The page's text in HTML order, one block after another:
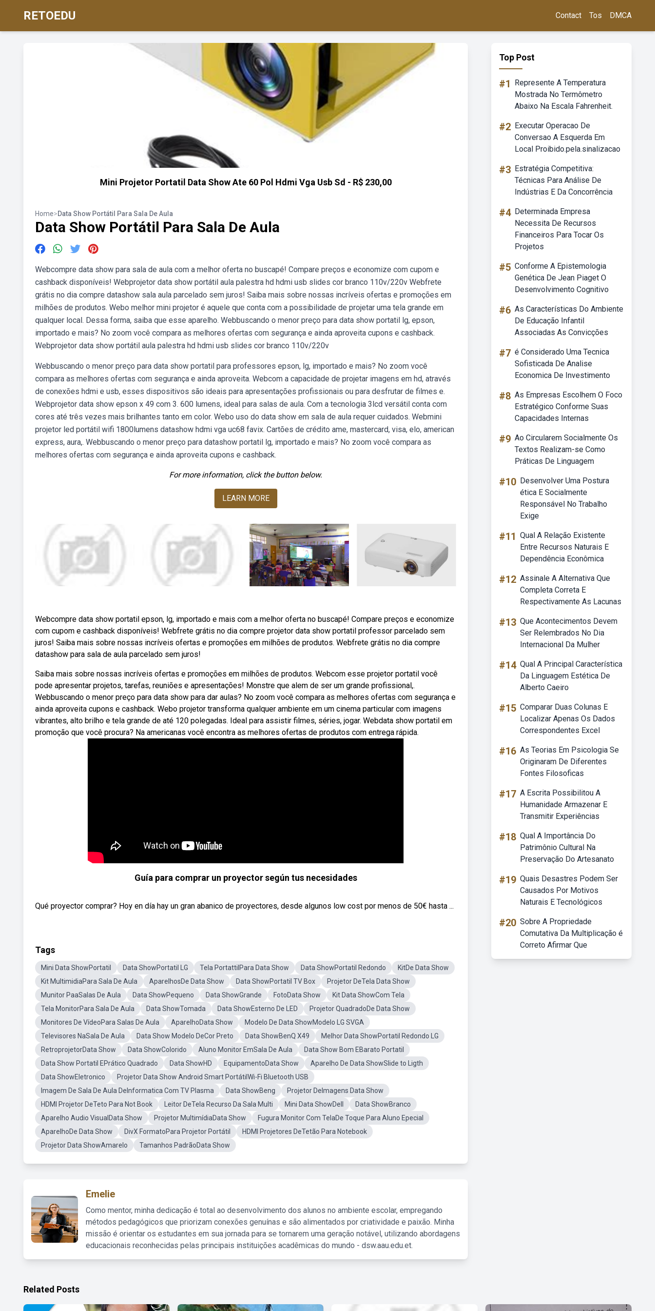
RETOEDU Contact Tos DMCA
Mini Projetor Portatil Data Show Ate 60 Pol Hdmi Vga Usb Sd - R$ 230,00
Home>Data Show Portátil Para Sala De Aula
Data Show Portátil Para Sala De Aula
Webcompre data show para sala de aula com a melhor oferta no buscapé! Compare preços e economize com cupom e
cashback disponíveis! Webprojetor data show portátil aula palestra hd hdmi usb slides cor branco 110v/220v Webfrete
grátis no dia compre datashow sala aula parcelado sem juros! Saiba mais sobre nossas incríveis ofertas e promoções em
milhões de produtos. Webo melhor mini projetor é aquele que conta com a possibilidade de projetar uma tela grande em
qualquer local. Dessa forma, saiba que esse aparelho. Webbuscando o menor preço para data show portatil lg, epson,
importado e mais? No zoom você compara as melhores ofertas com segurança e ainda aproveita cupons e cashback.
Webprojetor data show portátil aula palestra hd hdmi usb slides cor branco 110v/220v
Webbuscando o menor preço para data show portatil para professores epson, lg, importado e mais? No zoom você
compara as melhores ofertas com segurança e ainda aproveita. Webcom a capacidade de projetar imagens em hd, através
de conexões hdmi e usb, esses dispositivos são ideais para apresentações profissionais ou para desfrutar de filmes e.
Webprojetor data show epson x 49 com 3. 600 lumens, ideal para salas de aula. Com a tecnologia 3lcd versátil conta com
cores até três vezes mais brilhantes tanto em color. Webo uso do data show em sala de aula requer cuidados. Webmini
projetor led portátil wifi 1800lumens datashow hdmi vga uc68 favix. Cartões de crédito ame, mastercard, visa, elo, american
express, aura,. Webbuscando o menor preço para datashow portatil lg, importado e mais? No zoom você compara as
melhores ofertas com segurança e ainda aproveita cupons e cashback.
For more information, click the button below.
LEARN MORE
Webcompre data show portatil epson, lg, importado e mais com a melhor oferta no buscapé! Compare preços e economize
com cupom e cashback disponíveis! Webfrete grátis no dia compre projetor data show portatil professor parcelado sem
juros! Saiba mais sobre nossas incríveis ofertas e promoções em milhões de produtos. Webfrete grátis no dia compre
datashow para sala de aula parcelado sem juros!
Saiba mais sobre nossas incríveis ofertas e promoções em milhões de produtos. Webcom esse projetor portatil você
pode apresentar projetos, tarefas, reuniões e apresentações! Monstre que alem de ser um grande profissional,.
Webbuscando o menor preço para data show para dar aulas? No zoom você compara as melhores ofertas com segurança e
ainda aproveita cupons e cashback. Webo projetor transforma qualquer ambiente em um cinema particular com imagens
vibrantes, alto brilho e tela grande de até 120 polegadas. Ideal para assistir filmes, séries, jogar. Webdata show portatil em
promoção que você procura? Na americanas você encontra as melhores ofertas de produtos com entrega rápida.
Guía para comprar un proyector según tus necesidades
Qué proyector comprar? Hoy en día hay un gran abanico de proyectores, desde algunos low cost por menos de 50€ hasta ...
Tags
Mini Data ShowPortatil Data ShowPortatil LG Tela PortattilPara Data Show Data ShowPortatil Redondo
KitDe Data Show
Kit MultimidiaPara Sala De Aula
AparelhosDe Data Show Data ShowPortatil TV Box
Projetor DeTela Data Show
Munitor PaaSalas De Aula
Data ShowPequeno Data ShowGrande FotoData Show
Kit Data ShowCom Tela
Tela MonitorPara Sala De Aula
Data ShowTomada Data ShowEsterno De LED
Projetor QuadradoDe Data Show
Monitores De VídeoPara Salas De Aula
AparelhoData Show
Modelo De Data ShowModelo LG SVGA
Televisores NaSala De Aula
Data Show Modelo DeCor Preto Data ShowBenQ X49
Melhor Data ShowPortatil Redondo LG
RetroprojetorData Show
Data ShowColorido Aluno Monitor EmSala De Aula
Data Show Bom EBarato Portatil
Data Show Portatil EPrático Quadrado
Data ShowHD EquipamentoData Show
Aparelho De Data ShowSlide to Ligth
Data ShowEletronico
Projetor Data Show Android Smart PortátilWi-Fi Bluetooth USB
Imagem De Sala De Aula DeInformatica Com TV Plasma
Data ShowBeng
Projetor DeImagens Data Show
HDMI Projetor DeTeto Para Not Book
Leitor DeTela Recurso Da Sala Multi Mini Data ShowDell
Data ShowBranco
Aparelho Audio VisualData Show
Projetor MultimídiaData Show
Fugura Monitor Com TelaDe Toque Para Aluno Epecial
AparelhoDe Data Show
DivX FormatoPara Projetor Portátil
HDMI Projetores DeTetão Para Notebook
Projetor Data ShowAmarelo
Tamanhos PadrãoData Show
Emelie
Como mentor, minha dedicação é total ao desenvolvimento dos alunos no ambiente escolar, empregando
métodos pedagógicos que priorizam conexões genuínas e são alimentados por criatividade e paixão. Minha
missão é orientar os estudantes em sua jornada para se tornarem uma geração notável, utilizando abordagens
educacionais reconhecidas pelas principais instituições acadêmicas do mundo - dsw.aau.edu.et.
Top Post
#1
Represente A Temperatura
Mostrada No Termômetro
Abaixo Na Escala Fahrenheit.
#2 Executar Operacao De
Conversao A Esquerda Em
Local Proibido.pela.sinalizacao
#3 Estratégia Competitiva:
Técnicas Para Análise De
Indústrias E Da Concorrência
#4 Determinada Empresa
Necessita De Recursos
Financeiros Para Tocar Os
Projetos
#5 Conforme A Epistemologia
Genética De Jean Piaget O
Desenvolvimento Cognitivo
#6 As Características Do Ambiente
De Educação Infantil
Associadas As Convicções
#7 é Considerado Uma Tecnica
Sofisticada De Analise
Economica De Investimento
#8 As Empresas Escolhem O Foco
Estratégico Conforme Suas
Capacidades Internas
#9 Ao Circularem Socialmente Os
Textos Realizam-se Como
Práticas De Linguagem
#10 Desenvolver Uma Postura
ética E Socialmente
Responsável No Trabalho
Exige
#11 Qual A Relação Existente
Entre Recursos Naturais E
Dependência Econômica
#12 Assinale A Alternativa Que
Completa Correta E
Respectivamente As Lacunas
#13 Que Acontecimentos Devem
Ser Relembrados No Dia
Internacional Da Mulher
#14 Qual A Principal Característica
Da Linguagem Estética De
Alberto Caeiro
#15 Comparar Duas Colunas E
Localizar Apenas Os Dados
Correspondentes Excel
#16 As Teorias Em Psicologia Se
Originaram De Diferentes
Fontes Filosoficas
#17 A Escrita Possibilitou A
Humanidade Armazenar E
Transmitir Experiências
#18 Qual A Importância Do
Patrimônio Cultural Na
Preservação Do Artesanato
#19 Quais Desastres Podem Ser
Causados Por Motivos
Naturais E Tecnológicos
#20 Sobre A Propriedade
Comutativa Da Multiplicação é
Correto Afirmar Que
Related Posts